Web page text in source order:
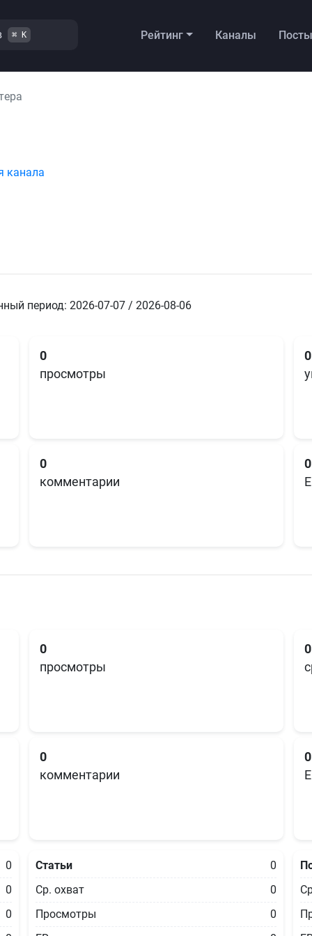
⌘ K Рейтинг Каналы Посты
канала
период: 2026-07-07 / 2026-08-06
0
просмотры
0
0
комментарии
0
0
просмотры
0
0
комментарии
0
0
0
0
Статьи
0
Ср. охват
0
Просмотры
0